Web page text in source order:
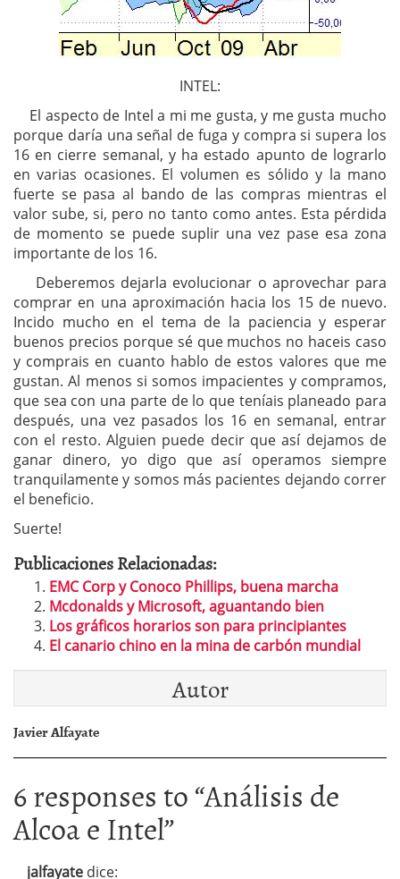
INTEL:
El aspecto de Intel a mi me gusta, y me gusta mucho
porque daría una señal de fuga y compra si supera los
16 en cierre semanal, y ha estado apunto de lograrlo
en varias ocasiones. El volumen es sólido y la mano
fuerte se pasa al bando de las compras mientras el
valor sube, si, pero no tanto como antes. Esta pérdida
de momento se puede suplir una vez pase esa zona
importante de los 16.
Deberemos dejarla evolucionar o aprovechar para
comprar en una aproximación hacia los 15 de nuevo.
Incido mucho en el tema de la paciencia y esperar
buenos precios porque sé que muchos no haceis caso
y comprais en cuanto hablo de estos valores que me
gustan. Al menos si somos impacientes y compramos,
que sea con una parte de lo que teníais planeado para
después, una vez pasados los 16 en semanal, entrar
con el resto. Alguien puede decir que así dejamos de
ganar dinero, yo digo que así operamos siempre
tranquilamente y somos más pacientes dejando correr
el beneficio.
Suerte!
Publicaciones Relacionadas:
EMC Corp y Conoco Phillips, buena marcha
Mcdonalds y Microsoft, aguantando bien
Los gráficos horarios son para principiantes
El canario chino en la mina de carbón mundial
Autor
Javier Alfayate
6 responses to “Análisis de
Alcoa e Intel”
jalfayate dice: